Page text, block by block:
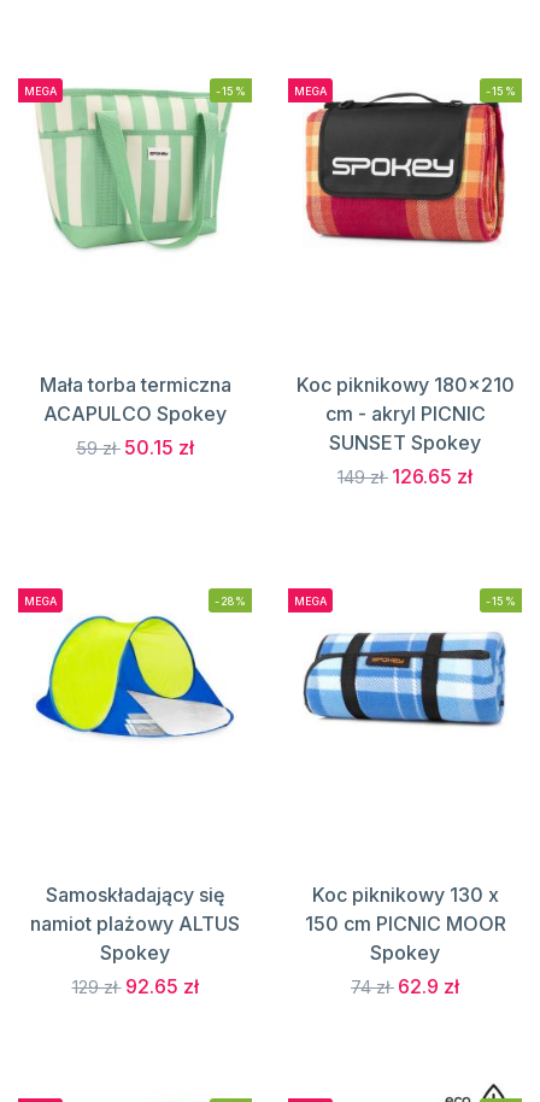
MEGA -15%
Mała torba termiczna
ACAPULCO Spokey
59 zł 50.15 zł
MEGA -15%
Koc piknikowy 180x210
cm - akryl PICNIC
SUNSET Spokey
149 zł 126.65 zł
MEGA -28%
Samoskładający się
namiot plażowy ALTUS
Spokey
129 zł 92.65 zł
MEGA -15%
Koc piknikowy 130 x
150 cm PICNIC MOOR
Spokey
74 zł 62.9 zł